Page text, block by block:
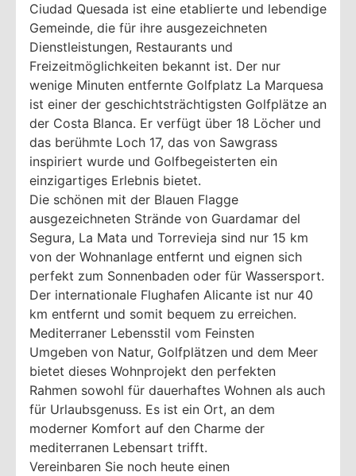
Ciudad Quesada ist eine etablierte und lebendige
Gemeinde, die für ihre ausgezeichneten
Dienstleistungen, Restaurants und
Freizeitmöglichkeiten bekannt ist. Der nur
wenige Minuten entfernte Golfplatz La Marquesa
ist einer der geschichtsträchtigsten Golfplätze an
der Costa Blanca. Er verfügt über 18 Löcher und
das berühmte Loch 17, das von Sawgrass
inspiriert wurde und Golfbegeisterten ein
einzigartiges Erlebnis bietet.
Die schönen mit der Blauen Flagge
ausgezeichneten Strände von Guardamar del
Segura, La Mata und Torrevieja sind nur 15 km
von der Wohnanlage entfernt und eignen sich
perfekt zum Sonnenbaden oder für Wassersport.
Der internationale Flughafen Alicante ist nur 40
km entfernt und somit bequem zu erreichen.
Mediterraner Lebensstil vom Feinsten
Umgeben von Natur, Golfplätzen und dem Meer
bietet dieses Wohnprojekt den perfekten
Rahmen sowohl für dauerhaftes Wohnen als auch
für Urlaubsgenuss. Es ist ein Ort, an dem
moderner Komfort auf den Charme der
mediterranen Lebensart trifft.
Vereinbaren Sie noch heute einen